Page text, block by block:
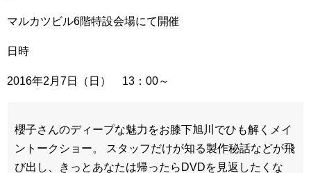
マルカツビル6階特設会場にて開催
日時
2016年2月7日（日） 13：00～
櫻子さんのディープな魅力をお膝下旭川でひも解くメイ
ントークショー。
スタッフだけが知る製作秘話などが飛
び出し、きっとあなたは帰ったらDVDを見返したくな